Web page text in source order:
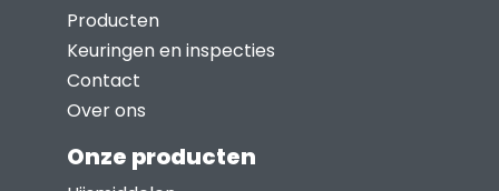
Producten
Keuringen en inspecties
Contact
Over ons
Onze producten